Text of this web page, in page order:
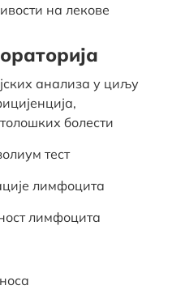
на лекове
анализа у циљу
болести
тест
лимфоцита
лимфоцита